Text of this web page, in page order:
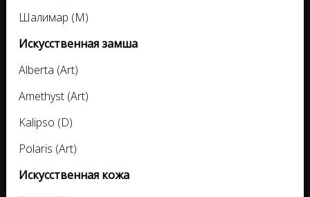
Шалимар (M)
Искусственная замша
Alberta (Art)
Amethyst (Art)
Kalipso (D)
Polaris (Art)
Искусственная кожа